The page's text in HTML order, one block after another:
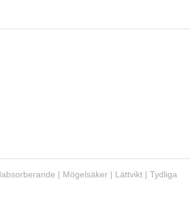
| Mögelsäker | Lättvikt | Tydliga